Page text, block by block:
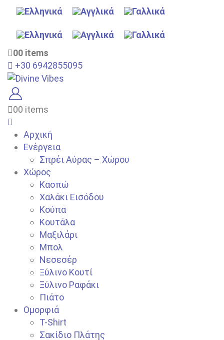
00 items
+30 6942855095
00 items
Αρχική
Ενέργεια
Σπρέι Αύρας – Χώρου
Χώρος
Κασπώ
Χαλάκι Εισόδου
Κούπα
Κουτάλα
Μαξιλάρι
Μπολ
Νεσεσέρ
Ξύλινο Κουτί
Ξύλινο Ραφάκι
Πιάτο
Ομορφιά
T-Shirt
Σακίδιο Πλάτης